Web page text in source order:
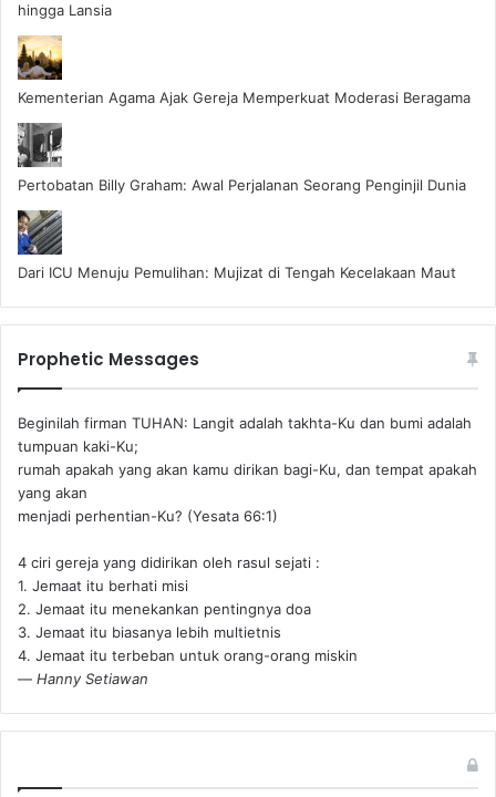
hingga Lansia
Kementerian Agama Ajak Gereja Memperkuat Moderasi Beragama
Pertobatan Billy Graham: Awal Perjalanan Seorang Penginjil Dunia
Dari ICU Menuju Pemulihan: Mujizat di Tengah Kecelakaan Maut
Prophetic Messages
Beginilah firman TUHAN: Langit adalah takhta-Ku dan bumi adalah
tumpuan kaki-Ku;
rumah apakah yang akan kamu dirikan bagi-Ku, dan tempat apakah
yang akan
menjadi perhentian-Ku? (Yesata 66:1) ‪
4 ciri gereja yang didirikan oleh rasul sejati :
1. Jemaat itu berhati misi
2. Jemaat itu menekankan pentingnya doa
3. Jemaat itu biasanya lebih multietnis
4. Jemaat itu terbeban untuk orang-orang miskin
— Hanny Setiawan